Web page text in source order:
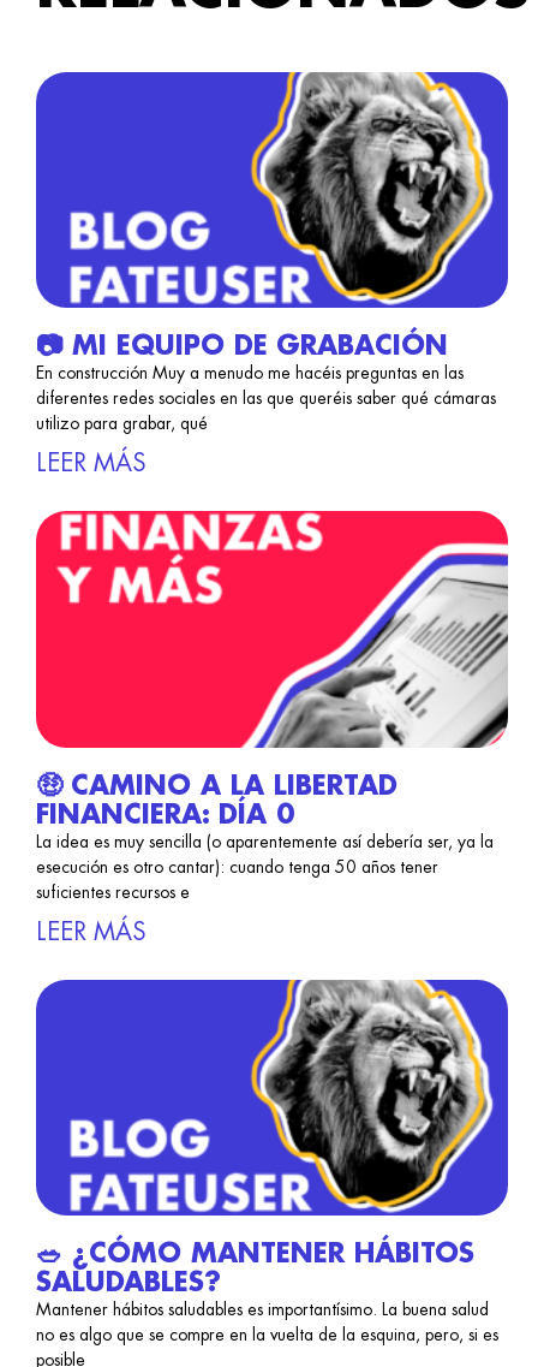
📷 MI EQUIPO DE GRABACIÓN
En construcción Muy a menudo me hacéis preguntas en las
diferentes redes sociales en las que queréis saber qué cámaras
utilizo para grabar, qué
LEER MÁS
🤑 CAMINO A LA LIBERTAD
FINANCIERA: DÍA 0
La idea es muy sencilla (o aparentemente así debería ser, ya la
esecución es otro cantar): cuando tenga 50 años tener
suficientes recursos e
LEER MÁS
🥗 ¿CÓMO MANTENER HÁBITOS
SALUDABLES?
Mantener hábitos saludables es importantísimo. La buena salud
no es algo que se compre en la vuelta de la esquina, pero, si es
posible